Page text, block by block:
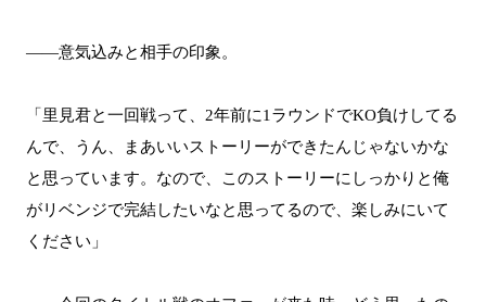
――意気込みと相手の印象。
「里見君と一回戦って、2年前に1ラウンドでKO負けしてる
んで、うん、まあいいストーリーができたんじゃないかな
と思っています。なので、このストーリーにしっかりと俺
がリベンジで完結したいなと思ってるので、楽しみにいて
ください」